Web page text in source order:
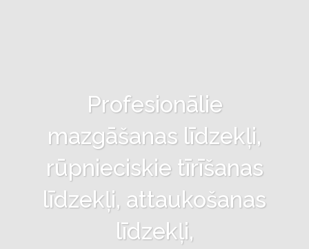
Profesionālie
mazgāšanas līdzekļi,
rūpnieciskie tīrīšanas
līdzekļi, attaukošanas
līdzekļi,